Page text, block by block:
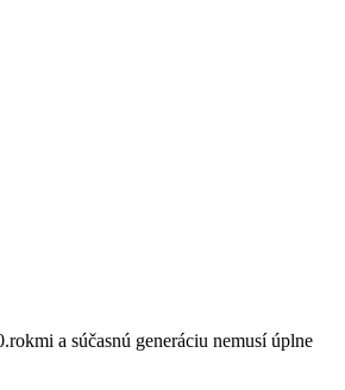
a súčasnú generáciu nemusí úplne